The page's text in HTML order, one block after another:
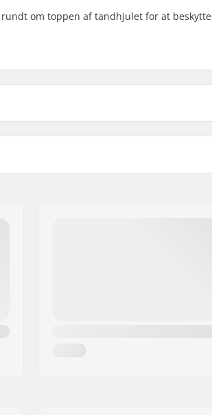
om toppen af tandhjulet for at beskytte
Sprocket guard: